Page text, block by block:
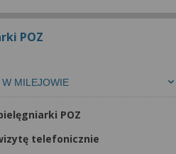
POZ
MILEJOWIE
POZ
telefonicznie